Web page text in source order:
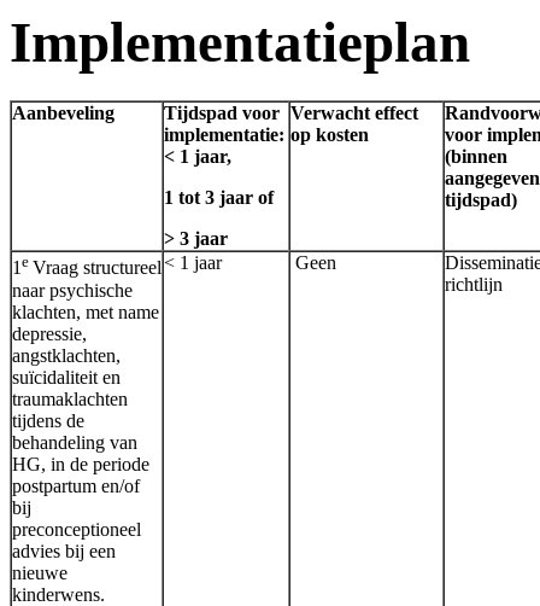
Implementatieplan
Aanbeveling
Tijdspad voor
implementatie:
< 1 jaar,
1 tot 3 jaar of
> 3 jaar
Verwacht effect
op kosten
voor
(binnen
aangegeven
tijdspad)
1e Vraag structureel
naar psychische
klachten, met name
depressie,
angstklachten,
suïcidaliteit en
traumaklachten
tijdens de
behandeling van
HG, in de periode
postpartum en/of
bij
preconceptioneel
advies bij een
nieuwe
kinderwens.
< 1 jaar Geen
richtlijn